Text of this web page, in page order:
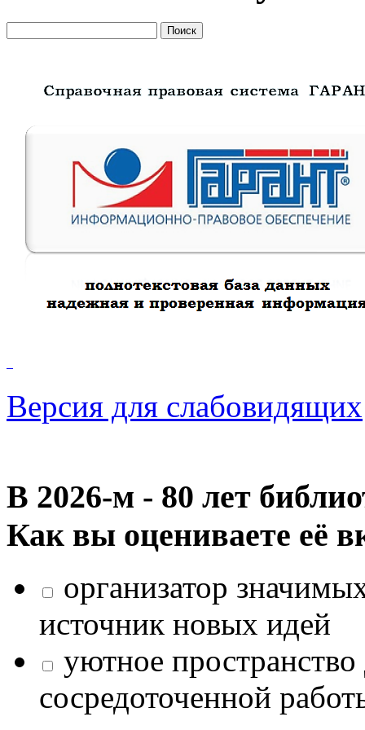
Версия для слабовидящих
В 2026‑м - 80 лет
Как вы оцениваете её
организатор
источник новых идей
уютное
сосредоточенной